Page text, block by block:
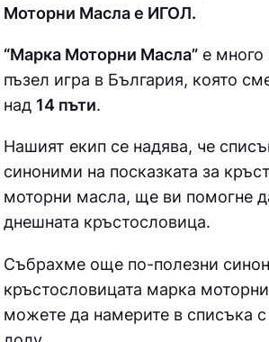
Моторни Масла е ИГОЛ.
“Марка Моторни Масла”е много
пъзел игра в България, която
над 14 пъти.
Нашият екип се надява, че
синоними на посказката за
моторни масла, ще ви помогне
днешната кръстословица.
Събрахме още по-полезни
кръстословицата марка
можете да намерите в списъка